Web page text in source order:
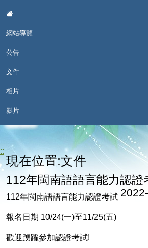
網站導覽
公告
文件
相片
影片
言網
現在位置:文件
112年閩南語語言能力認證
112年閩南語語言能力認證考試
報名日期 10/24(一)至11/25(五)
歡迎踴躍參加認證考試!